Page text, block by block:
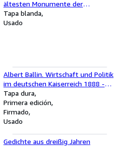
ältesten Monumente der
Menschheit. Große
Landesausstellung Baden-
Tapa blanda
Usado
Albert Ballin. Wirtschaft und Politik
im deutschen Kaiserreich 1888 -
1918 [signiert und mit Widmung
von Eric M. Warburg]
Tapa dura
Primera edición
Firmado
Usado
Gedichte aus dreißig Jahren